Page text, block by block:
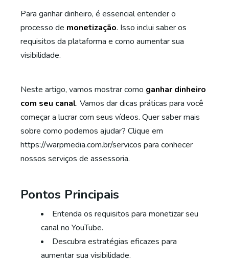
Para ganhar dinheiro, é essencial entender o
processo de monetização. Isso inclui saber os
requisitos da plataforma e como aumentar sua
visibilidade.
Neste artigo, vamos mostrar como ganhar dinheiro
com seu canal. Vamos dar dicas práticas para você
começar a lucrar com seus vídeos. Quer saber mais
sobre como podemos ajudar? Clique em
https://warpmedia.com.br/servicos para conhecer
nossos serviços de assessoria.
Pontos Principais
Entenda os requisitos para monetizar seu
canal no YouTube.
Descubra estratégias eficazes para
aumentar sua visibilidade.